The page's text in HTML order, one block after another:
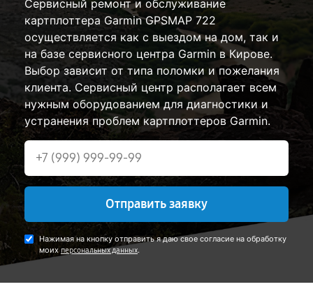
Сервисный ремонт и обслуживание
картплоттера Garmin GPSMAP 722
осуществляется как с выездом на дом, так и
на базе сервисного центра Garmin в Кирове.
Выбор зависит от типа поломки и пожелания
клиента. Сервисный центр располагает всем
нужным оборудованием для диагностики и
устранения проблем картплоттеров Garmin.
Отправить заявку
Нажимая на кнопку отправить я даю свое согласие на обработку
моих персональных данных.